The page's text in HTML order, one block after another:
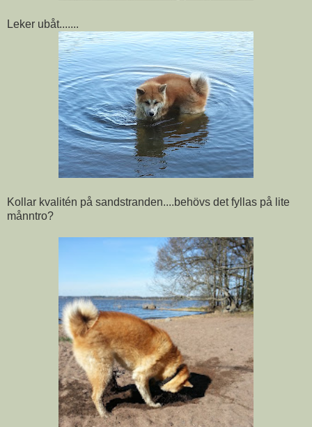
Leker ubåt.......
Kollar kvalitén på sandstranden....behövs det fyllas på lite
månntro?